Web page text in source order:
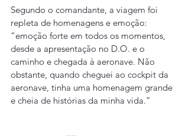
Segundo o comandante, a viagem foi
repleta de homenagens e emoção:
“emoção forte em todos os momentos,
desde a apresentação no D.O. e o
caminho e chegada à aeronave. Não
obstante, quando cheguei ao cockpit da
aeronave, tinha uma homenagem grande
e cheia de histórias da minha vida.”